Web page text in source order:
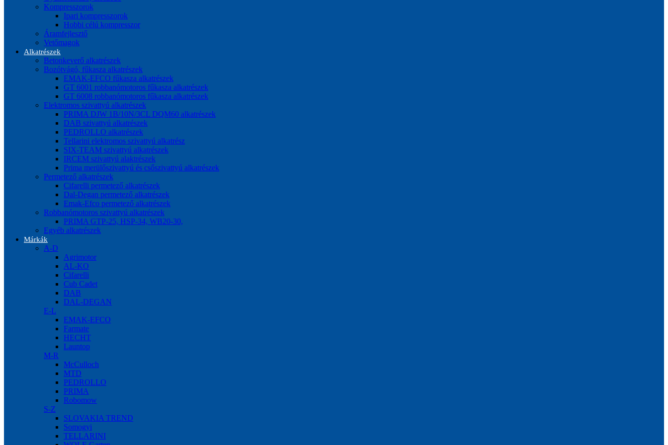
Kompresszorok
Ipari kompresszorok
Hobbi célú kompresszor
Áramfejlesztő
Vetőmagok
Alkatrészek
Betonkeverő alkatrészek
Bozótvágó, fűkasza alkatrészek
EMAK-EFCO fűkasza alkatrészek
GT 6001 robbanómotoros fűkasza alkatrészek
GT 6008 robbanómotoros fűkasza alkatrészek
Elektromos szivattyú alkatrészek
PRIMA DJW 1B/10N/3CL DQM60 alkatrészek
DAB szivattyú alkatrészek
PEDROLLO alkatrészek
Tellarini elektromos szivattyú alkatrész
SIX-TEAM szivattyú alkatrészek
IRCEM szivattyú alaktrészek
Prima merülőszivattyú és csőszivattyú alkatrészek
Permetező alkatrészek
Cifarelli permetező alkatrészek
Dal-Degan permetező alkatrészek
Emak-Efco permetező alkatrészek
Robbanómotoros szivattyú alkatrészek
PRIMA GTP-25, HSP-34, WB20-30,
Egyéb alkatrészek
Márkák
A-D
Agrimotor
AL-KO
Cifarelli
Cub Cadet
DAB
DAL-DEGAN
E-L
EMAK-EFCO
Farmate
HECHT
Launtop
M-R
McCulloch
MTD
PEDROLLO
PRIMA
Robomow
S-Z
SLOVAKIA TREND
Somogyi
TELLARINI